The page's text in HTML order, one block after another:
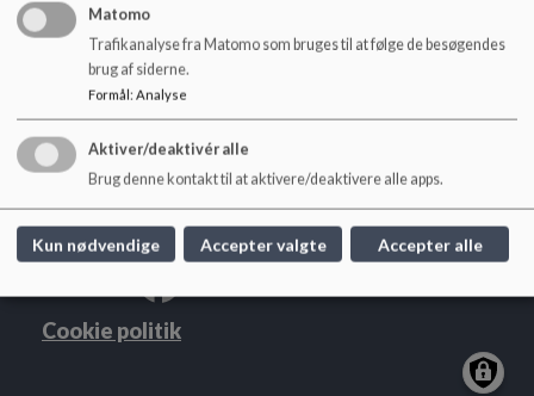
Aagade 72, 9280 Storvorde
gudumholmskole@aalborg.dk
Skolens kontor: +45 9982 4355
Skolens DUS: +45 9352 0436
EAN NR.
5798003747446
Tilgængelighedserklæring
Sitemap
Cookie politik
Matomo
Trafikanalyse fra Matomo som bruges til at følge de besøgendes
brug af siderne.
Formål: Analyse
Aktiver/deaktivér alle
Brug denne kontakt til at aktivere/deaktivere alle apps.
Kun nødvendige Accepter valgte Accepter alle